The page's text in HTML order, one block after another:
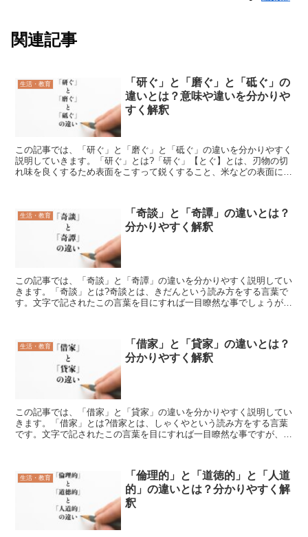
関連記事
生活・教育
「研ぐ」と「磨ぐ」と「砥ぐ」の
違いとは？意味や違いを分かりや
すく解釈
この記事では、「研ぐ」と「磨ぐ」と「砥ぐ」の違いを分かりやすく
説明していきます。「研ぐ」とは?「研ぐ」【とぐ】とは、刃物の切
れ味を良くするため表面をこすって鋭くすること、米などの表面につ
生活・教育
「奇談」と「奇譚」の違いとは？
分かりやすく解釈
この記事では、「奇談」と「奇譚」の違いを分かりやすく説明してい
きます。「奇談」とは?奇談とは、きだんという読み方をする言葉で
す。文字で記されたこの言葉を目にすれば一目瞭然な事でしょうが、
生活・教育
「借家」と「貸家」の違いとは？
分かりやすく解釈
この記事では、「借家」と「貸家」の違いを分かりやすく説明してい
きます。「借家」とは?借家とは、しゃくやという読み方をする言葉
です。文字で記されたこの言葉を目にすれば一目瞭然な事ですが、か
生活・教育
「倫理的」と「道徳的」と「人道
的」の違いとは？分かりやすく解
釈